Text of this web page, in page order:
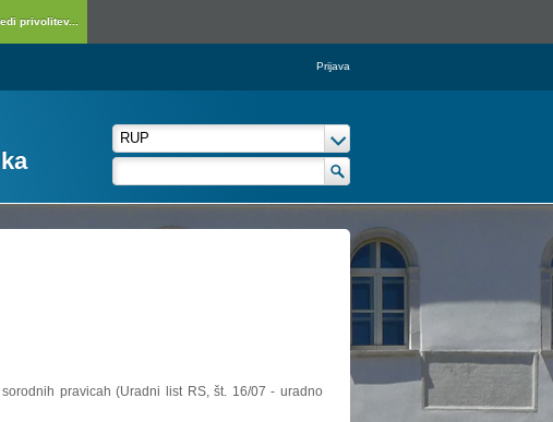
privolitev...
Prijava
pravicah (Uradni list RS, št. 16/07 - uradno